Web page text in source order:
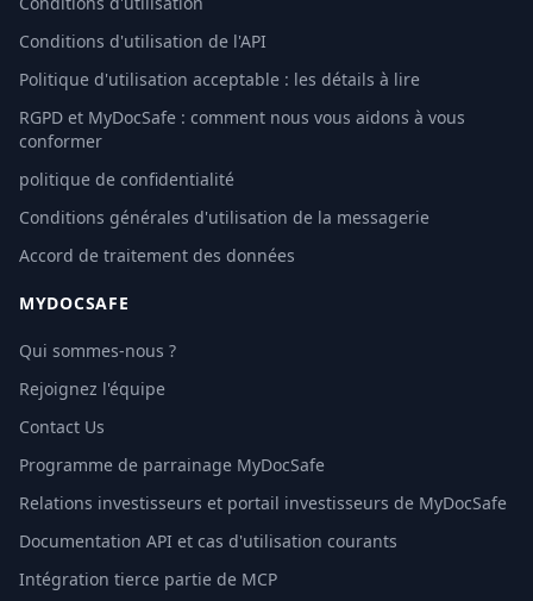
Conditions d'utilisation de l'API
Politique d'utilisation acceptable : les détails à lire
RGPD et MyDocSafe : comment nous vous aidons à vous
conformer
politique de confidentialité
Conditions générales d'utilisation de la messagerie
Accord de traitement des données
MYDOCSAFE
Qui sommes-nous ?
Rejoignez l'équipe
Contact Us
Programme de parrainage MyDocSafe
Relations investisseurs et portail investisseurs de MyDocSafe
Documentation API et cas d'utilisation courants
Intégration tierce partie de MCP